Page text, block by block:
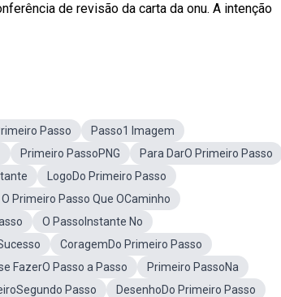
de revisão da carta da onu. A intenção
Passo
Passo1 Imagem
Primeiro PassoPNG
Para DarO Primeiro Passo
LogoDo Primeiro Passo
O Primeiro Passo Que OCaminho
O PassoInstante No
CoragemDo Primeiro Passo
FazerO Passo a Passo
Primeiro PassoNa
Passo
DesenhoDo Primeiro Passo